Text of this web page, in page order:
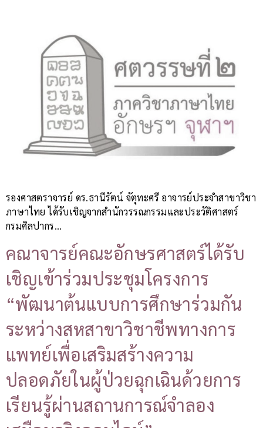
รองศาสตราจารย์ ดร.ธานีรัตน์ จัตุทะศรี อาจารย์ประจำสาขาวิชา
ภาษาไทย ได้รับเชิญจากสำนักวรรณกรรมและประวัติศาสตร์
กรมศิลปากร…
คณาจารย์คณะอักษรศาสตร์ได้รับ
เชิญเข้าร่วมประชุมโครงการ
“พัฒนาต้นแบบการศึกษาร่วมกัน
ระหว่างสหสาขาวิชาชีพทางการ
แพทย์เพื่อเสริมสร้างความ
ปลอดภัยในผู้ป่วยฉุกเฉินด้วยการ
เรียนรู้ผ่านสถานการณ์จำลอง